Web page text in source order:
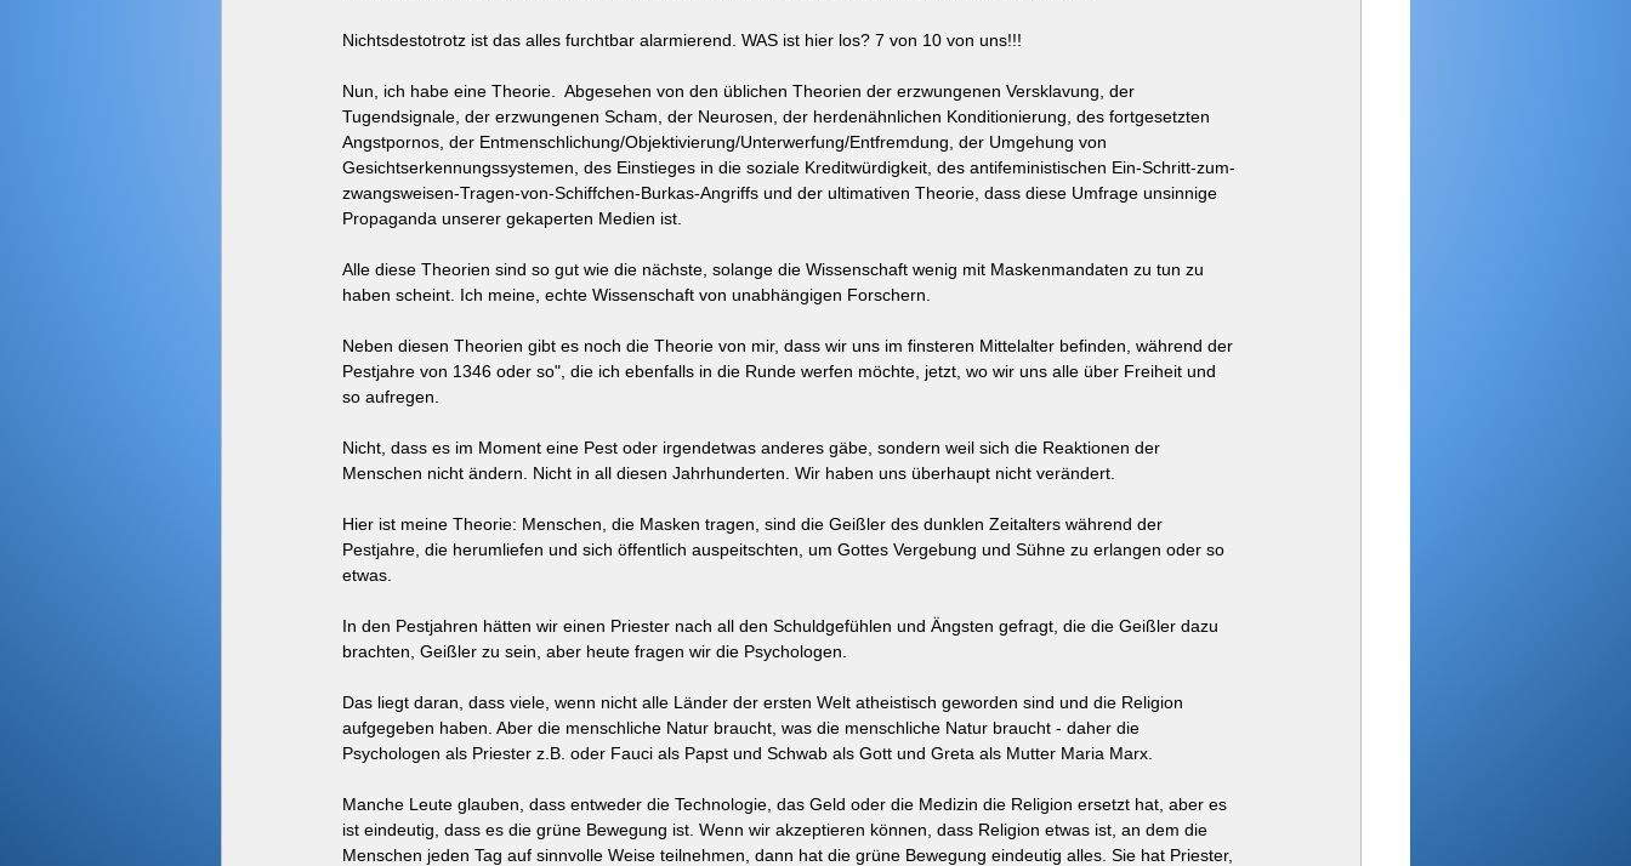
Nichtsdestotrotz ist das alles furchtbar alarmierend. WAS ist hier los? 7 von 10 von uns!!!
Nun, ich habe eine Theorie.  Abgesehen von den üblichen Theorien der erzwungenen Versklavung, der
Tugendsignale, der erzwungenen Scham, der Neurosen, der herdenähnlichen Konditionierung, des fortgesetzten
Angstpornos, der Entmenschlichung/Objektivierung/Unterwerfung/Entfremdung, der Umgehung von
Gesichtserkennungssystemen, des Einstieges in die soziale Kreditwürdigkeit, des antifeministischen Ein-Schritt-zum-
zwangsweisen-Tragen-von-Schiffchen-Burkas-Angriffs und der ultimativen Theorie, dass diese Umfrage unsinnige
Propaganda unserer gekaperten Medien ist.
Alle diese Theorien sind so gut wie die nächste, solange die Wissenschaft wenig mit Maskenmandaten zu tun zu
haben scheint. Ich meine, echte Wissenschaft von unabhängigen Forschern.
Neben diesen Theorien gibt es noch die Theorie von mir, dass wir uns im finsteren Mittelalter befinden, während der
Pestjahre von 1346 oder so", die ich ebenfalls in die Runde werfen möchte, jetzt, wo wir uns alle über Freiheit und
so aufregen.
Nicht, dass es im Moment eine Pest oder irgendetwas anderes gäbe, sondern weil sich die Reaktionen der
Menschen nicht ändern. Nicht in all diesen Jahrhunderten. Wir haben uns überhaupt nicht verändert.
Hier ist meine Theorie: Menschen, die Masken tragen, sind die Geißler des dunklen Zeitalters während der
Pestjahre, die herumliefen und sich öffentlich auspeitschten, um Gottes Vergebung und Sühne zu erlangen oder so
etwas.
In den Pestjahren hätten wir einen Priester nach all den Schuldgefühlen und Ängsten gefragt, die die Geißler dazu
brachten, Geißler zu sein, aber heute fragen wir die Psychologen.
Das liegt daran, dass viele, wenn nicht alle Länder der ersten Welt atheistisch geworden sind und die Religion
aufgegeben haben. Aber die menschliche Natur braucht, was die menschliche Natur braucht - daher die
Psychologen als Priester z.B. oder Fauci als Papst und Schwab als Gott und Greta als Mutter Maria Marx.
Manche Leute glauben, dass entweder die Technologie, das Geld oder die Medizin die Religion ersetzt hat, aber es
ist eindeutig, dass es die grüne Bewegung ist. Wenn wir akzeptieren können, dass Religion etwas ist, an dem die
Menschen jeden Tag auf sinnvolle Weise teilnehmen, dann hat die grüne Bewegung eindeutig alles. Sie hat Priester,